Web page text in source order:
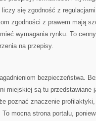
się zgodność z
zgodności z prawem mają
wymagania rynku. To
na przepisy.
bezpieczeństwa.
miejskiej są tu przedstawiane
poznać znaczenie
To mocna strona portalu,